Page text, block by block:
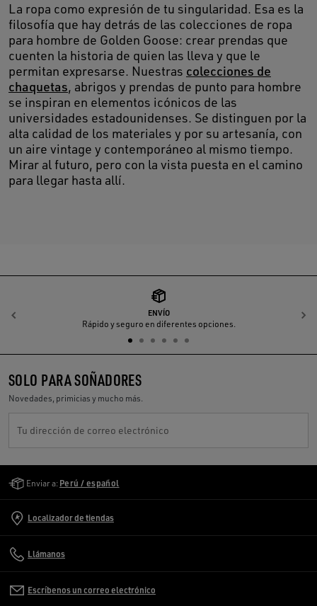
La ropa como expresión de tu singularidad. Esa es la
filosofía que hay detrás de las colecciones de ropa
para hombre de Golden Goose: crear prendas que
cuenten la historia de quien las lleva y que le
permitan expresarse. Nuestras colecciones de
chaquetas, abrigos y prendas de punto para hombre
se inspiran en elementos icónicos de las
universidades estadounidenses. Se distinguen por la
alta calidad de los materiales y por su artesanía, con
un aire vintage y contemporáneo al mismo tiempo.
Mirar al futuro, pero con la vista puesta en el camino
para llegar hasta allí.
ENVÍO
Rápido y seguro en diferentes opciones.
Anterior
SOLO PARA SOÑADORES
Novedades, primicias y mucho más.
Tu dirección de correo electrónico
Enviar a: Perú / español
Localizador de tiendas
Llámanos
Escríbenos un correo electrónico